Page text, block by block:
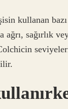
kullanan
ağrı, sağırlık